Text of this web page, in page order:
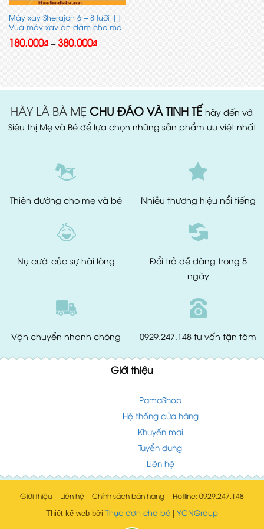
Máy xay Sherajon 6 – 8 lưỡi ||
Vua máy xay ăn dặm cho mẹ
và bé
180.000₫ – 380.000₫Khoảng
giá:
HÃY LÀ BÀ MẸ CHU ĐÁO VÀ TINH TẾ hãy đến với
Siêu thị Mẹ và Bé để lựa chọn những sản phẩm ưu việt nhất
Thiên đường cho mẹ và bé Nhiều thương hiệu nổi tiếng
Nụ cười của sự hài lòng Đổi trả dễ dàng trong 5
ngày
Vận chuyển nhanh chóng 0929.247.148 tư vấn tận tâm
Giới thiệu
PamaShop
Hệ thống cửa hàng
Khuyến mại
Tuyển dụng
Liên hệ
Giới thiệu Liên hệ Chính sách bán hàng Hotline: 0929.247.148
Thiết kế web bởi Thực đơn cho bé YCNGroup